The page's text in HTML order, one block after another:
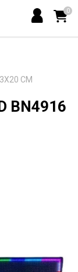
0
CM
BN4916